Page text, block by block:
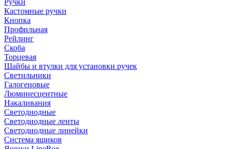
Ручки
Кастомные ручки
Кнопка
Профильная
Рейлинг
Скоба
Торцевая
Шайбы и втулки для установки ручек
Светильники
Галогеновые
Люминесцентные
Накаливания
Светодиодные
Светодиодные ленты
Светодиодные линейки
Система ящиков